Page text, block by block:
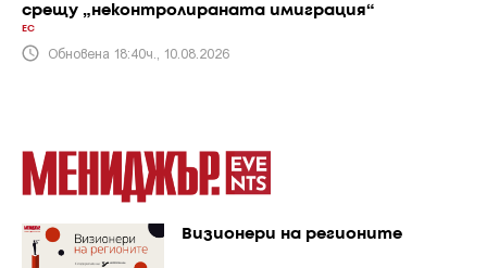
срещу „неконтролираната имиграция“
ЕС
Обновена 18:40ч., 10.08.2026
Визионери на регионите